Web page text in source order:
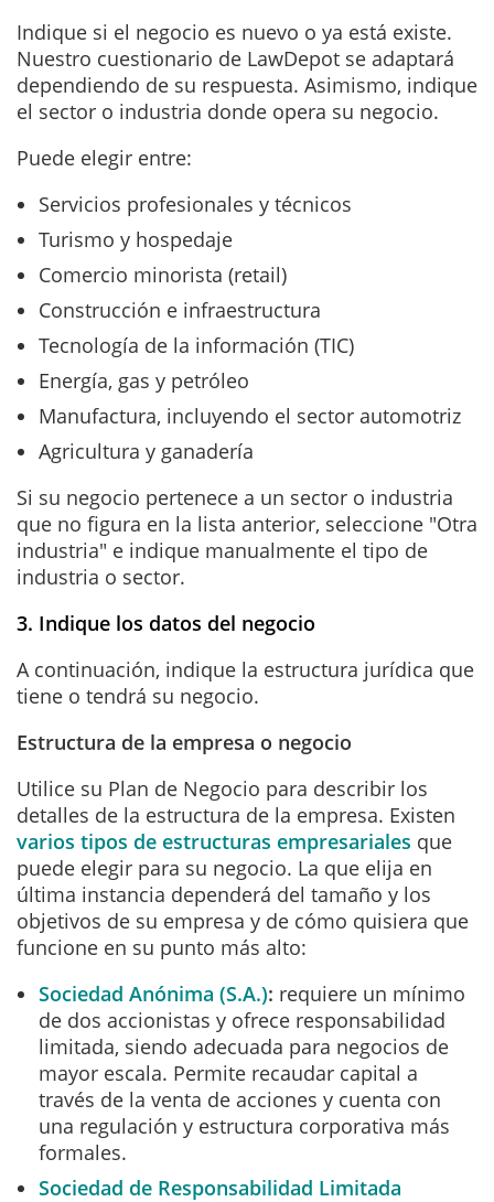
Indique si el negocio es nuevo o ya está existe.
Nuestro cuestionario de LawDepot se adaptará
dependiendo de su respuesta. Asimismo, indique
el sector o industria donde opera su negocio.
Puede elegir entre:
Servicios profesionales y técnicos
Turismo y hospedaje
Comercio minorista (retail)
Construcción e infraestructura
Tecnología de la información (TIC)
Energía, gas y petróleo
Manufactura, incluyendo el sector automotriz
Agricultura y ganadería
Si su negocio pertenece a un sector o industria
que no figura en la lista anterior, seleccione "Otra
industria" e indique manualmente el tipo de
industria o sector.
3. Indique los datos del negocio
A continuación, indique la estructura jurídica que
tiene o tendrá su negocio.
Estructura de la empresa o negocio
Utilice su Plan de Negocio para describir los
detalles de la estructura de la empresa. Existen
varios tipos de estructuras empresariales que
puede elegir para su negocio. La que elija en
última instancia dependerá del tamaño y los
objetivos de su empresa y de cómo quisiera que
funcione en su punto más alto:
Sociedad Anónima (S.A.): requiere un mínimo
de dos accionistas y ofrece responsabilidad
limitada, siendo adecuada para negocios de
mayor escala. Permite recaudar capital a
través de la venta de acciones y cuenta con
una regulación y estructura corporativa más
formales.
Sociedad de Responsabilidad Limitada